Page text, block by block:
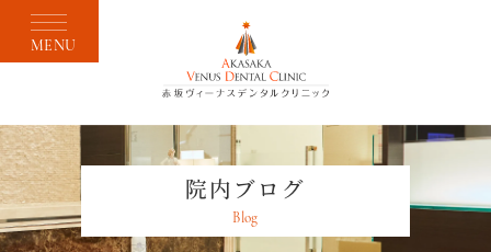
MENU
院内ブログ
Blog